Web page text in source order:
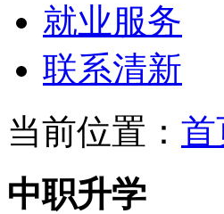
就业服务
联系清新
当前位置： 首
中职升学